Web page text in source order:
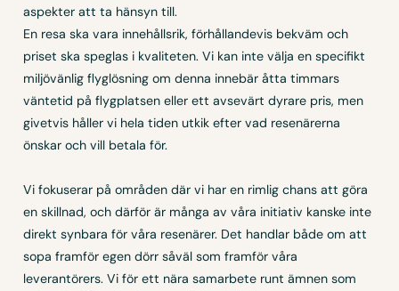
aspekter att ta hänsyn till.
En resa ska vara innehållsrik, förhållandevis bekväm och
priset ska speglas i kvaliteten. Vi kan inte välja en specifikt
miljövänlig flyglösning om denna innebär åtta timmars
väntetid på flygplatsen eller ett avsevärt dyrare pris, men
givetvis håller vi hela tiden utkik efter vad resenärerna
önskar och vill betala för.
Vi fokuserar på områden där vi har en rimlig chans att göra
en skillnad, och därför är många av våra initiativ kanske inte
direkt synbara för våra resenärer. Det handlar både om att
sopa framför egen dörr såväl som framför våra
leverantörers. Vi för ett nära samarbete runt ämnen som